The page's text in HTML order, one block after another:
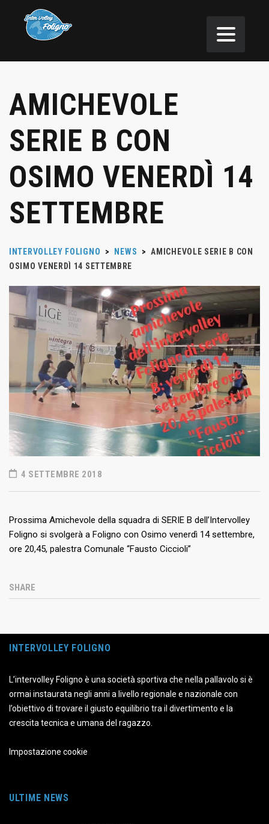
AMICHEVOLE
SERIE B CON
OSIMO VENERDÌ 14
SETTEMBRE
INTERVOLLEY FOLIGNO > NEWS > AMICHEVOLE SERIE B CON
OSIMO VENERDÌ 14 SETTEMBRE
4 SETTEMBRE 2018
Prossima Amichevole della squadra di SERIE B dell’Intervolley
Foligno si svolgerà a Foligno con Osimo venerdì 14 settembre,
ore 20,45, palestra Comunale “Fausto Ciccioli”
SHARE
INTERVOLLEY FOLIGNO
L’intervolley Foligno è una società sportiva che nella pallavolo si è
ormai instaurata negli anni a livello regionale e nazionale con
l’obiettivo di trovare il giusto equilibrio tra il divertimento e la
crescita tecnica e umana del ragazzo.
Impostazione cookie
ULTIME NEWS